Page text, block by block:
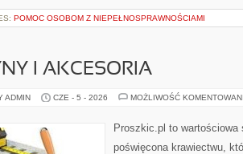
POMOC OSOBOM Z NIEPEŁNOSPRAWNOŚCIAMI
I AKCESORIA
ADMIN CZE - 5 - 2026 MOŻLIWOŚĆ
Proszkic.pl to wartościowa
poświęcona krawiectwu,